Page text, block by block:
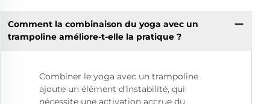
Comment la combinaison du yoga avec un
trampoline améliore-t-elle la pratique ?
Combiner le yoga avec un trampoline
ajoute un élément d'instabilité, qui
nécessite une activation accrue du